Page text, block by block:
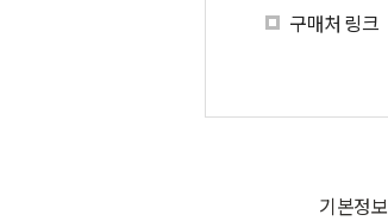
구매처 링크
기본정보